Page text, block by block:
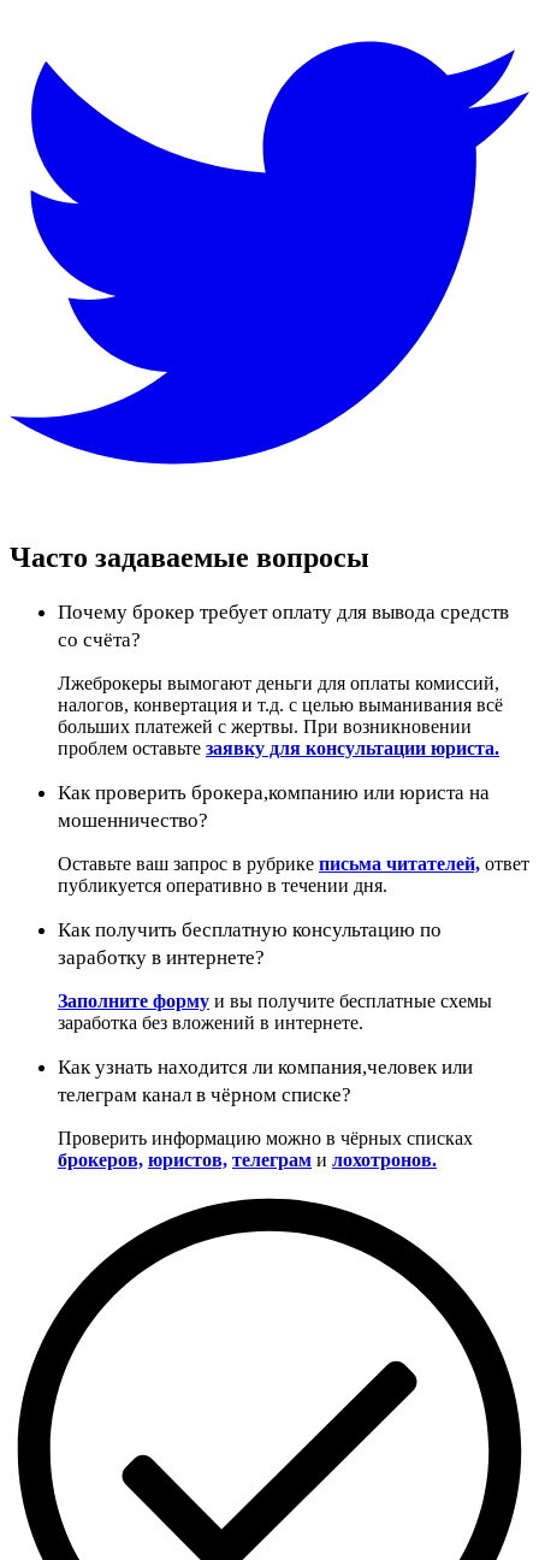
Часто задаваемые вопросы
Почему брокер требует оплату для вывода средств
со счёта?
Лжеброкеры вымогают деньги для оплаты комиссий,
налогов, конвертация и т.д. с целью выманивания всё
больших платежей с жертвы. При возникновении
проблем оставьте заявку для консультации юриста.
Как проверить брокера,компанию или юриста на
мошенничество?
Оставьте ваш запрос в рубрике письма читателей, ответ
публикуется оперативно в течении дня.
Как получить бесплатную консультацию по
заработку в интернете?
Заполните форму и вы получите бесплатные схемы
заработка без вложений в интернете.
Как узнать находится ли компания,человек или
телеграм канал в чёрном списке?
Проверить информацию можно в чёрных списках
брокеров, юристов, телеграм и лохотронов.